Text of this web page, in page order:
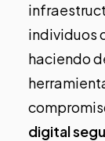
individuos
haciendo
digital